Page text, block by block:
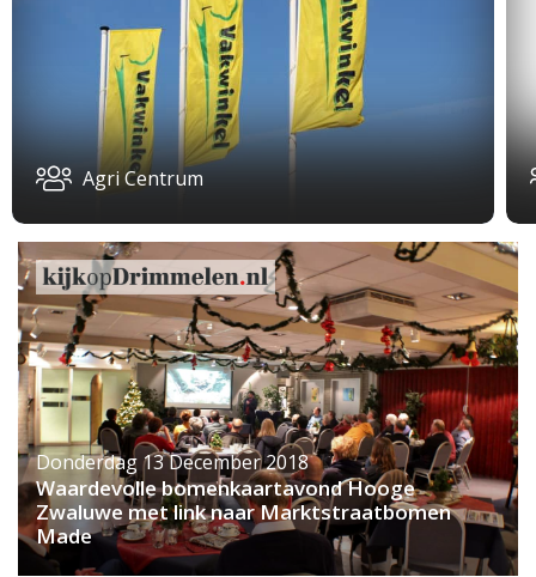
Agri Centrum
Donderdag 13 December 2018
Waardevolle bomenkaartavond Hooge
Zwaluwe met link naar Marktstraatbomen
Made